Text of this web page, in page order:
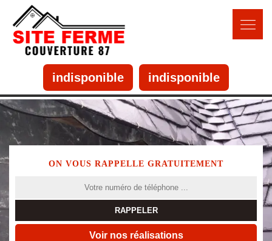
indisponible indisponible
ON VOUS RAPPELLE GRATUITEMENT
Voir nos réalisations